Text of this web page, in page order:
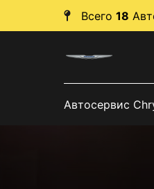
Всего 18
Автосервис